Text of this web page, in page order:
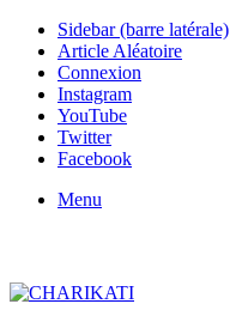
Sidebar (barre latérale)
Article Aléatoire
Connexion
Instagram
YouTube
Twitter
Facebook
Menu